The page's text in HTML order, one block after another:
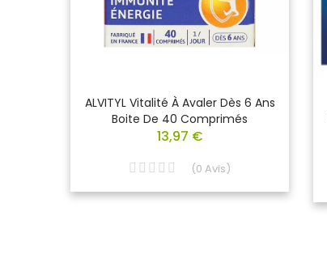
ALVITYL Vitalité À Avaler Dès 6 Ans
Boite De 40 Comprimés
13,97 €
(0 Avis)